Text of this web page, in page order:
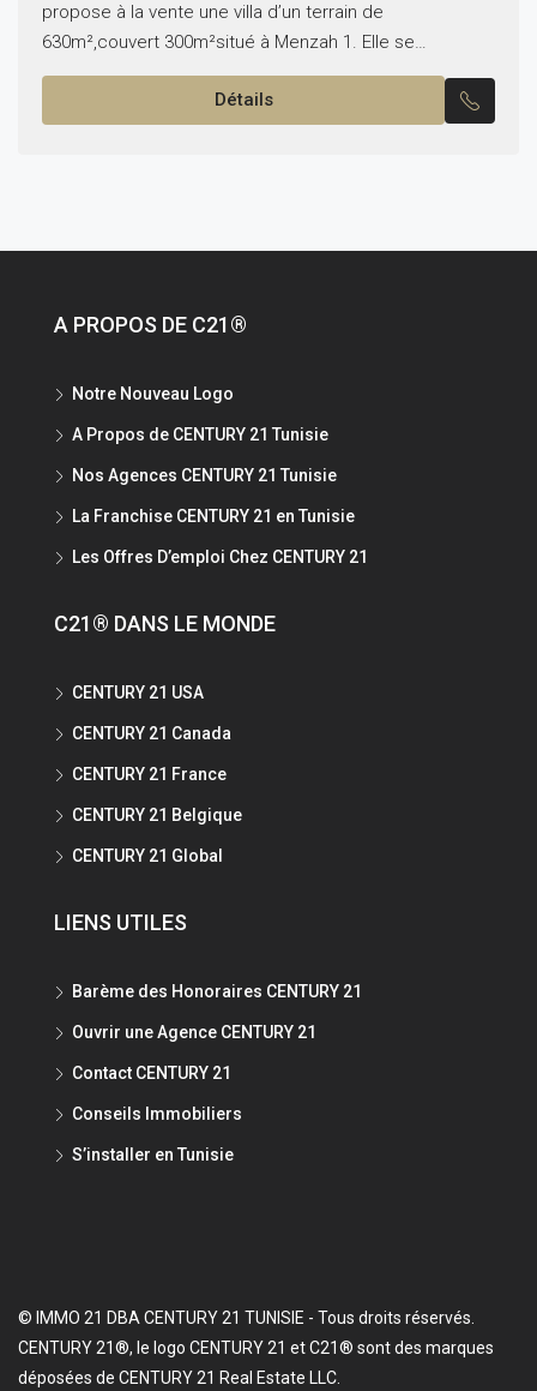
propose à la vente une villa d’un terrain de
630m²,couvert 300m²situé à Menzah 1. Elle se
compose comme suit: -Un grand salon, salle à manger.
Détails
A PROPOS DE C21®
Notre Nouveau Logo
A Propos de CENTURY 21 Tunisie
Nos Agences CENTURY 21 Tunisie
La Franchise CENTURY 21 en Tunisie
Les Offres D’emploi Chez CENTURY 21
C21® DANS LE MONDE
CENTURY 21 USA
CENTURY 21 Canada
CENTURY 21 France
CENTURY 21 Belgique
CENTURY 21 Global
LIENS UTILES
Barème des Honoraires CENTURY 21
Ouvrir une Agence CENTURY 21
Contact CENTURY 21
Conseils Immobiliers
S’installer en Tunisie
© IMMO 21 DBA CENTURY 21 TUNISIE - Tous droits réservés.
CENTURY 21®, le logo CENTURY 21 et C21® sont des marques
déposées de CENTURY 21 Real Estate LLC.